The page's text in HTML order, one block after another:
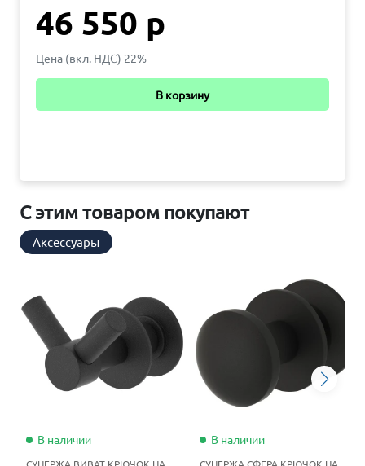
46 550 р
Цена (вкл. НДС) 22%
В корзину
С этим товаром покупают
Аксессуары
В наличии В наличии